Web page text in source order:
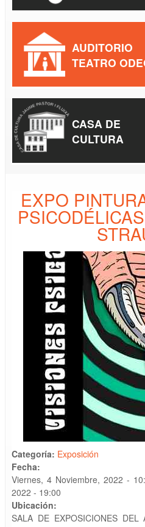
EXPO
Categoría: Exposición
Fecha:
Viernes, 4 Noviembre, 2022 -
2022 - 19:00
Ubicación:
SALA DE EXPOSICIONES
AUDITORIO
TEATRO
CASA DE
CULTURA